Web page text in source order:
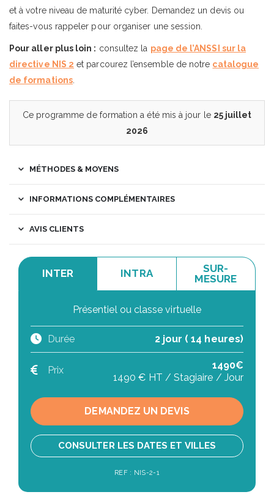
et à votre niveau de maturité cyber. Demandez un devis ou
faites-vous rappeler pour organiser une session.
Pour aller plus loin : consultez la page de l’ANSSI sur la
directive NIS 2 et parcourez l’ensemble de notre catalogue
de formations.
Ce programme de formation a été mis à jour le 25 juillet
2026
MÉTHODES & MOYENS
INFORMATIONS COMPLÉMENTAIRES
AVIS CLIENTS
INTER INTRA
SUR-
MESURE
Présentiel ou classe virtuelle
Durée 2 jour ( 14 heures)
Prix
1490€
1490 € HT / Stagiaire / Jour
DEMANDEZ UN DEVIS
CONSULTER LES DATES ET VILLES
REF : NIS-2-1